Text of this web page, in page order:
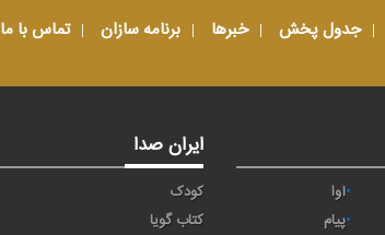
جدول پخش خبرها برنامه سازان تماس با ما
آوا
پیام
ایران صدا
کودک
کتاب گویا